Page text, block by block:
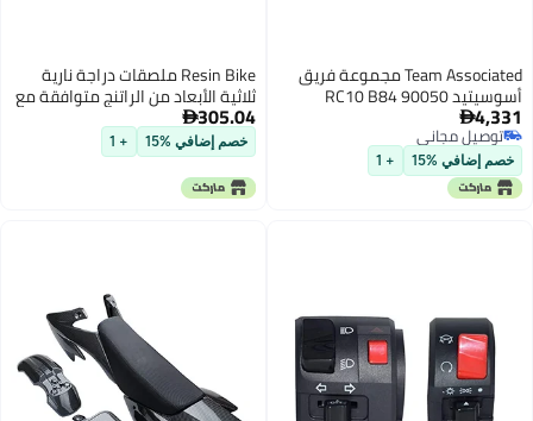
Team Associated مجموعة فريق
أسوسيتيد 90050 RC10 B84
مجموعة 110 4WD باجي
4,331
توصيل مجاني
توصيل مجاني
خصم إضافي %15 + 1
Resin Bike ملصقات دراجة نارية
ثلاثية الأبعاد من الراتنج متوافقة مع
خزان الوقود من الصدمات والخدوش
ملصق راتنج مصنوع في إيطاليا
305.04
خصم إضافي %15 + 1